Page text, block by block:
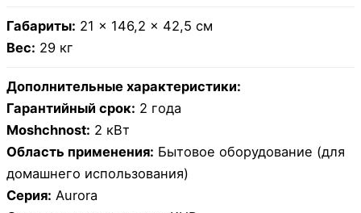
Габариты: 21 × 146,2 × 42,5 см
Вес: 29 кг
Дополнительные характеристики:
Гарантийный срок: 2 года
Moshchnost: 2 кВт
Область применения: Бытовое оборудование (для
домашнего использования)
Серия: Aurora